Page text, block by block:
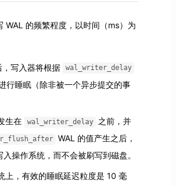
WAL 的频繁程度，以时间（ms）为
写入器将根据 wal_writer_delay
行睡眠（除非被一个异步提交的事
生在 wal_writer_delay
之前，并
WAL 的值产生之后，
操作系统，而不会被刷写到磁盘。
上，有效的睡眠延迟粒度是 10 毫